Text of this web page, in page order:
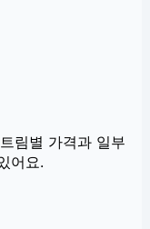
림별 가격과 일부
어요.